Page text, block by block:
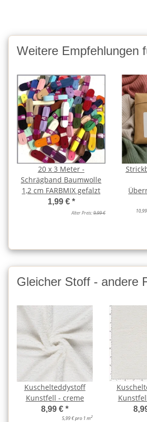
Weitere Empfehlungen
20 x 3 Meter -
Schrägband Baumwolle
1,2 cm FARBMIX gefalzt
1,99 € *
Alter Preis:9,99 €
Gleicher Stoff - andere
Kuschelteddystoff
Kunstfell - creme
8,99 € *
5,99 € pro 1 m2